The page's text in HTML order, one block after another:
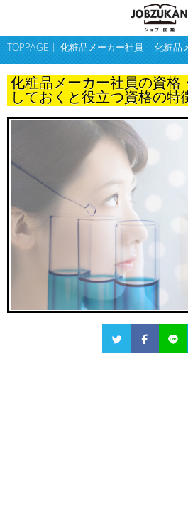
TOPPAGE 化粧品メーカー社員 化粧品
化粧品メーカー社員の資格
しておくと役立つ資格の特